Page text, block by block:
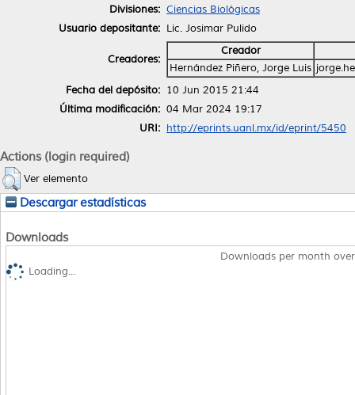
Divisiones: Ciencias Biológicas
Usuario depositante: Lic. Josimar Pulido
Creadores:
Creador
Hernández Piñero, Jorge Luis
Fecha del depósito: 10 Jun 2015 21:44
Última modificación: 04 Mar 2024 19:17
URI: http://eprints.uanl.mx/id/eprint/5450
Actions (login required)
Ver elemento
Descargar estadísticas
Downloads
Downloads per month
Loading...